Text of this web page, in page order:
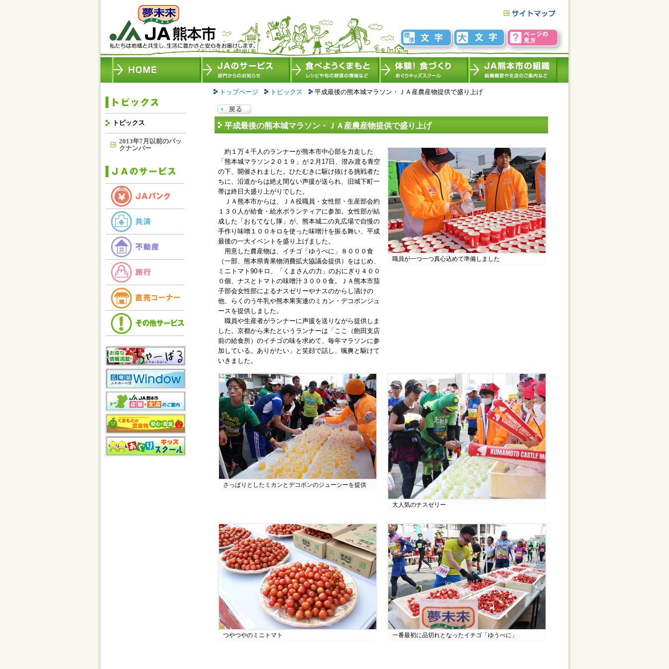
トピックス
2013年7月以前のバッ
クナンバー
トップページ トピックス 平成最後の熊本城マラソン・ＪＡ産農産物提供で盛り上げ
平成最後の熊本城マラソン・ＪＡ産農産物提供で盛り上げ
約１万４千人のランナーが熊本市中心部を力走した
「熊本城マラソン２０１９」が２月17日、澄み渡る青空
の下、開催されました。ひたむきに駆け抜ける挑戦者た
ちに、沿道からは絶え間ない声援が送られ、旧城下町一
帯は終日大盛り上がりでした。
ＪＡ熊本市からは、ＪＡ役職員・女性部・生産部会約
１３０人が給食・給水ボランティアに参加。女性部が結
成した「おもてなし隊」が、熊本城二の丸広場で自慢の
手作り味噌１００キロを使った味噌汁を振る舞い、平成
最後の一大イベントを盛り上げました。
用意した農産物は、イチゴ「ゆうべに」８０００食
（一部、熊本県青果物消費拡大協議会提供）をはじめ、
ミニトマト90キロ、「くまさんの力」のおにぎり４００
０個、ナスとトマトの味噌汁３０００食。ＪＡ熊本市茄
子部会女性部によるナスゼリーやナスのからし漬けの
他、らくのう牛乳や熊本果実連のミカン・デコポンジュ
ースを提供しました。
職員や生産者がランナーに声援を送りながら提供しま
した。京都から来たというランナーは「ここ（飽田支店
前の給食所）のイチゴの味を求めて、毎年マラソンに参
加している。ありがたい」と笑顔で話し、颯爽と駆けて
いきました。
職員が一つ一つ真心込めて準備しました
さっぱりとしたミカンとデコポンのジューシーを提供
大人気のナスゼリー
つやつやのミニトマト 一番最初に品切れとなったイチゴ「ゆうべに」